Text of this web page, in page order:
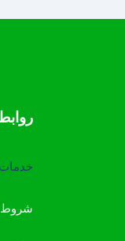
خدمات
شروط